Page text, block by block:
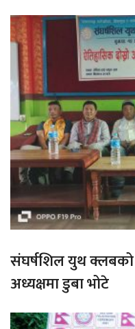
संघर्षशिल युथ क्लबको
अध्यक्षमा डुबा भोटे